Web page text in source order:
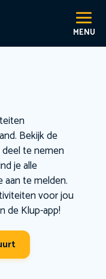
Bekijk de
te nemen
je alle
te melden.
voor jou
de Klup-app!